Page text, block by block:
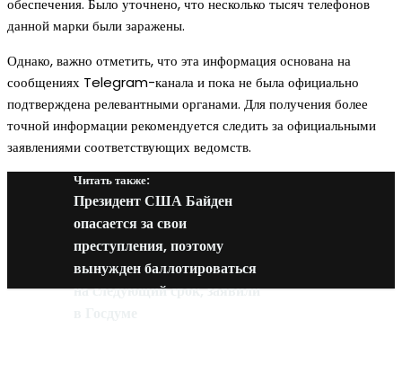
обеспечения. Было уточнено, что несколько тысяч телефонов
данной марки были заражены.
Однако, важно отметить, что эта информация основана на
сообщениях Telegram-канала и пока не была официально
подтверждена релевантными органами. Для получения более
точной информации рекомендуется следить за официальными
заявлениями соответствующих ведомств.
Читать также:
Президент США Байден
опасается за свои
преступления, поэтому
вынужден баллотироваться
на следующий срок, заявили